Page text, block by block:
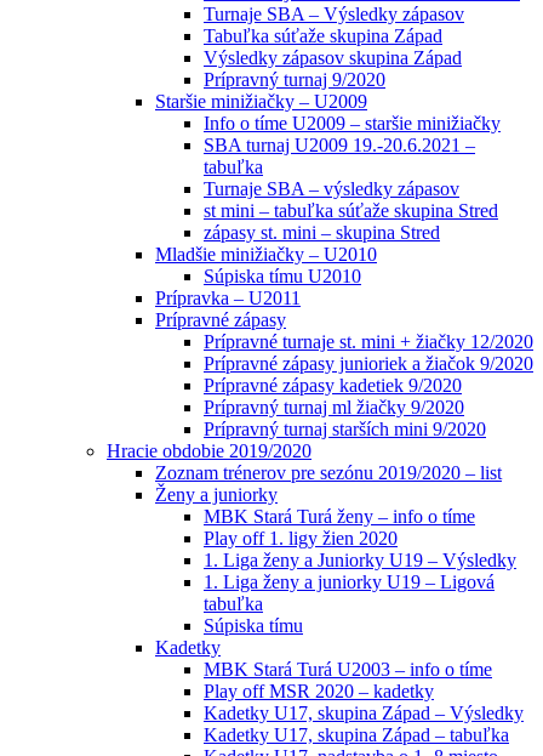
Turnaje SBA – Výsledky zápasov
Tabuľka súťaže skupina Západ
Výsledky zápasov skupina Západ
Prípravný turnaj 9/2020
Staršie minižiačky – U2009
Info o tíme U2009 – staršie minižiačky
SBA turnaj U2009 19.-20.6.2021 –
tabuľka
Turnaje SBA – výsledky zápasov
st mini – tabuľka súťaže skupina Stred
zápasy st. mini – skupina Stred
Mladšie minižiačky – U2010
Súpiska tímu U2010
Prípravka – U2011
Prípravné zápasy
Prípravné turnaje st. mini + žiačky 12/2020
Prípravné zápasy junioriek a žiačok 9/2020
Prípravné zápasy kadetiek 9/2020
Prípravný turnaj ml žiačky 9/2020
Prípravný turnaj starších mini 9/2020
Hracie obdobie 2019/2020
Zoznam trénerov pre sezónu 2019/2020 – list
Ženy a juniorky
MBK Stará Turá ženy – info o tíme
Play off 1. ligy žien 2020
1. Liga ženy a Juniorky U19 – Výsledky
1. Liga ženy a juniorky U19 – Ligová
tabuľka
Súpiska tímu
Kadetky
MBK Stará Turá U2003 – info o tíme
Play off MSR 2020 – kadetky
Kadetky U17, skupina Západ – Výsledky
Kadetky U17, skupina Západ – tabuľka